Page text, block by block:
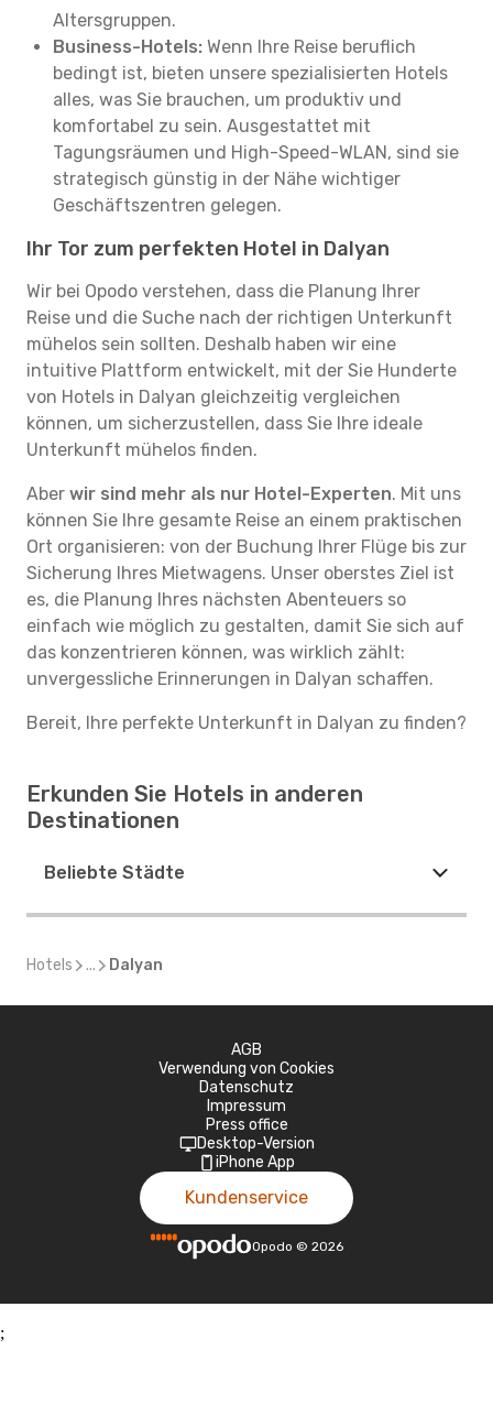
Altersgruppen.
Business-Hotels: Wenn Ihre Reise beruflich
bedingt ist, bieten unsere spezialisierten Hotels
alles, was Sie brauchen, um produktiv und
komfortabel zu sein. Ausgestattet mit
Tagungsräumen und High-Speed-WLAN, sind sie
strategisch günstig in der Nähe wichtiger
Geschäftszentren gelegen.
Ihr Tor zum perfekten Hotel in Dalyan
Wir bei Opodo verstehen, dass die Planung Ihrer
Reise und die Suche nach der richtigen Unterkunft
mühelos sein sollten. Deshalb haben wir eine
intuitive Plattform entwickelt, mit der Sie Hunderte
von Hotels in Dalyan gleichzeitig vergleichen
können, um sicherzustellen, dass Sie Ihre ideale
Unterkunft mühelos finden.
Aber wir sind mehr als nur Hotel-Experten. Mit uns
können Sie Ihre gesamte Reise an einem praktischen
Ort organisieren: von der Buchung Ihrer Flüge bis zur
Sicherung Ihres Mietwagens. Unser oberstes Ziel ist
es, die Planung Ihres nächsten Abenteuers so
einfach wie möglich zu gestalten, damit Sie sich auf
das konzentrieren können, was wirklich zählt:
unvergessliche Erinnerungen in Dalyan schaffen.
Bereit, Ihre perfekte Unterkunft in Dalyan zu finden?
Erkunden Sie Hotels in anderen
Destinationen
Beliebte Städte
Hotels ... Dalyan
AGB
Verwendung von Cookies
Datenschutz
Impressum
Press office
Desktop-Version
iPhone App
Kundenservice
Opodo © 2026
;